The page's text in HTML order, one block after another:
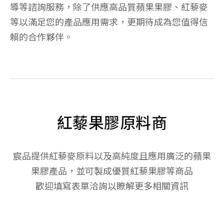
導等諮詢服務，除了供應高品質蘋果果膠、紅藜麥
等以滿足您的產品應用需求，更期待成為您值得信
賴的合作夥伴。
紅藜果膠原料商
宸品提供紅藜麥原料以及高純度且應用廣泛的蘋果
果膠產品，並可製成優質紅藜果膠等商品
歡迎填寫表單洽詢以瞭解更多相關資訊